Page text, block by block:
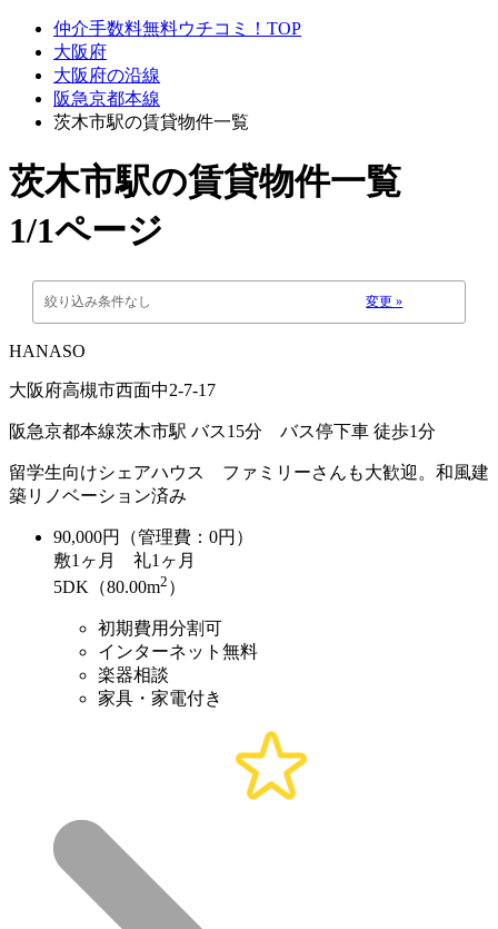
仲介手数料無料ウチコミ！TOP
大阪府
大阪府の沿線
阪急京都本線
茨木市駅の賃貸物件一覧
茨木市駅の賃貸物件一覧
1/1ページ
絞り込み条件なし 変更 »
HANASO
大阪府高槻市西面中2-7-17
阪急京都本線茨木市駅 バス15分 バス停下車 徒歩1分
留学生向けシェアハウス ファミリーさんも大歓迎。和風建
築リノベーション済み
90,000円（管理費：0円）
敷1ヶ月 礼1ヶ月
5DK（80.00m2 ）
初期費用分割可
インターネット無料
楽器相談
家具・家電付き